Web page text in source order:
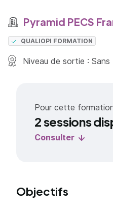
Pyramid PECS
QUALIOPI FORMATION
Niveau de sortie : Sans
Pour cette
2 sessions
Consulter
Objectifs